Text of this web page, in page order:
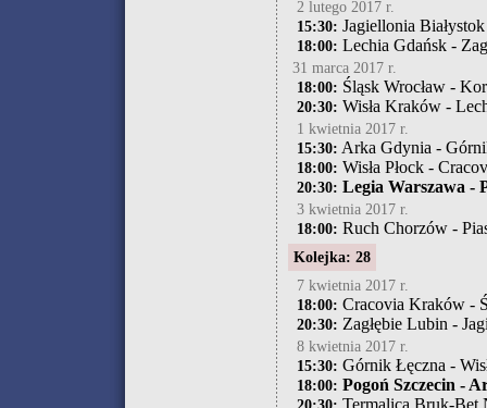
2 lutego 2017 r.
15:30: Jagiellonia
18:00: Lechia Gdańsk -
31 marca 2017 r.
18:00: Śląsk Wrocław -
20:30: Wisła Kraków -
1 kwietnia 2017 r.
15:30: Arka Gdynia -
18:00: Wisła Płock -
20:30: Legia Warszawa -
3 kwietnia 2017 r.
18:00: Ruch Chorzów -
Kolejka: 28
7 kwietnia 2017 r.
18:00: Cracovia Kraków -
20:30: Zagłębie Lubin -
8 kwietnia 2017 r.
15:30: Górnik Łęczna -
18:00: Pogoń Szczecin -
Termalica Bruk-Bet